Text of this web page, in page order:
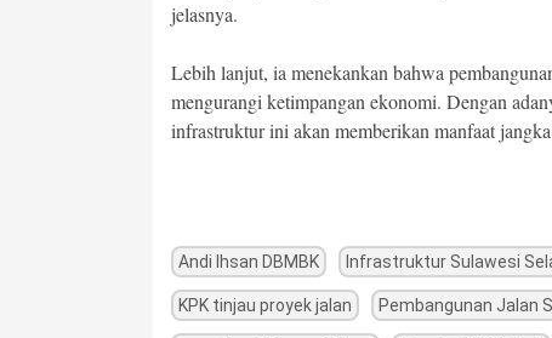
jelasnya.
Lebih lanjut, ia menekankan bahwa
mengurangi ketimpangan ekonomi. Dengan
infrastruktur ini akan memberikan manfaat
Andi Ihsan DBMBK Infrastruktur Sulawesi
KPK tinjau proyek jalan Pembangunan Jalan